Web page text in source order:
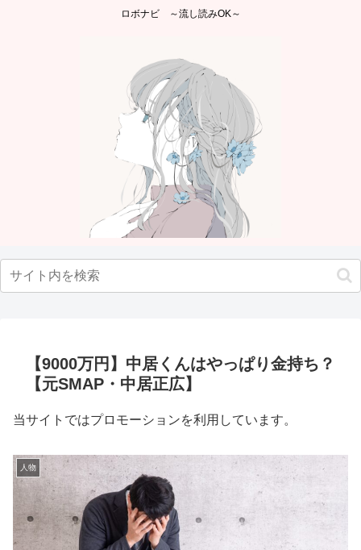
ロボナビ ～流し読みOK～
【9000万円】中居くんはやっぱり金持ち？
【元SMAP・中居正広】
当サイトではプロモーションを利用しています。
人物